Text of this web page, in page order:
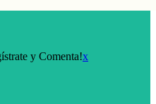
y Comenta!x